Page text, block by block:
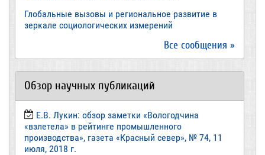
Глобальные вызовы и региональное развитие в
зеркале социологических измерений
Все сообщения »
Обзор научных публикаций
Е.В. Лукин: обзор заметки «Вологодчина
«взлетела» в рейтинге промышленного
производства», газета «Красный север», № 74, 11
июля, 2018 г.